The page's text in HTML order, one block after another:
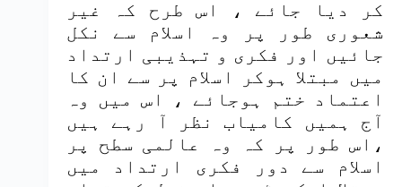
کر دیا جائے ، اس طرح کہ غیر
شعوری طور پر وہ اسلام سے نکل
جائیں اور فکری و تہذیبی ارتداد
میں مبتلا ہوکر اسلام پر سے ان کا
اعتماد ختم ہوجائے ، اس میں وہ
آج ہمیں کامیاب نظر آ رہے ہیں
،اس طور پر کہ وہ عالمی سطح پر
اسلام سے دور فکری ارتداد میں